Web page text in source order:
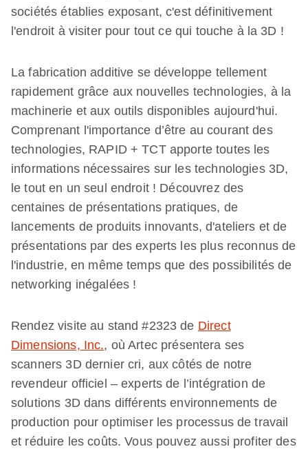
sociétés établies exposant, c'est définitivement
l'endroit à visiter pour tout ce qui touche à la 3D !
La fabrication additive se développe tellement
rapidement grâce aux nouvelles technologies, à la
machinerie et aux outils disponibles aujourd'hui.
Comprenant l'importance d’être au courant des
technologies, RAPID + TCT apporte toutes les
informations nécessaires sur les technologies 3D,
le tout en un seul endroit ! Découvrez des
centaines de présentations pratiques, de
lancements de produits innovants, d'ateliers et de
présentations par des experts les plus reconnus de
l'industrie, en même temps que des possibilités de
networking inégalées !
Rendez visite au stand #2323 de Direct
Dimensions, Inc., où Artec présentera ses
scanners 3D dernier cri, aux côtés de notre
revendeur officiel – experts de l’intégration de
solutions 3D dans différents environnements de
production pour optimiser les processus de travail
et réduire les coûts. Vous pouvez aussi profiter des